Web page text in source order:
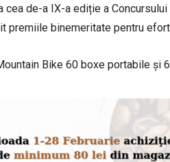
de-a IX-a ediție a Concursului
premiile binemeritate pentru
Bike 60 boxe portabile și